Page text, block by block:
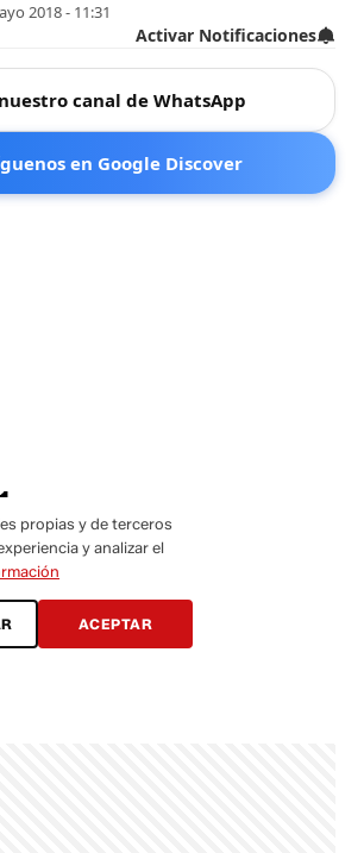
2018 - 11:31
Activar Notificaciones
canal de WhatsApp
en Google Discover